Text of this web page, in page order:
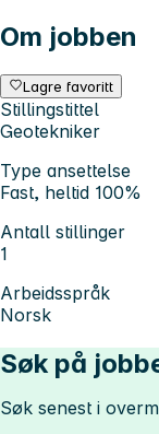
Om jobben
Lagre favoritt
Stillingstittel
Geotekniker
Type ansettelse
Fast, heltid 100%
Antall stillinger
1
Arbeidsspråk
Norsk
Søk på
Søk senest i